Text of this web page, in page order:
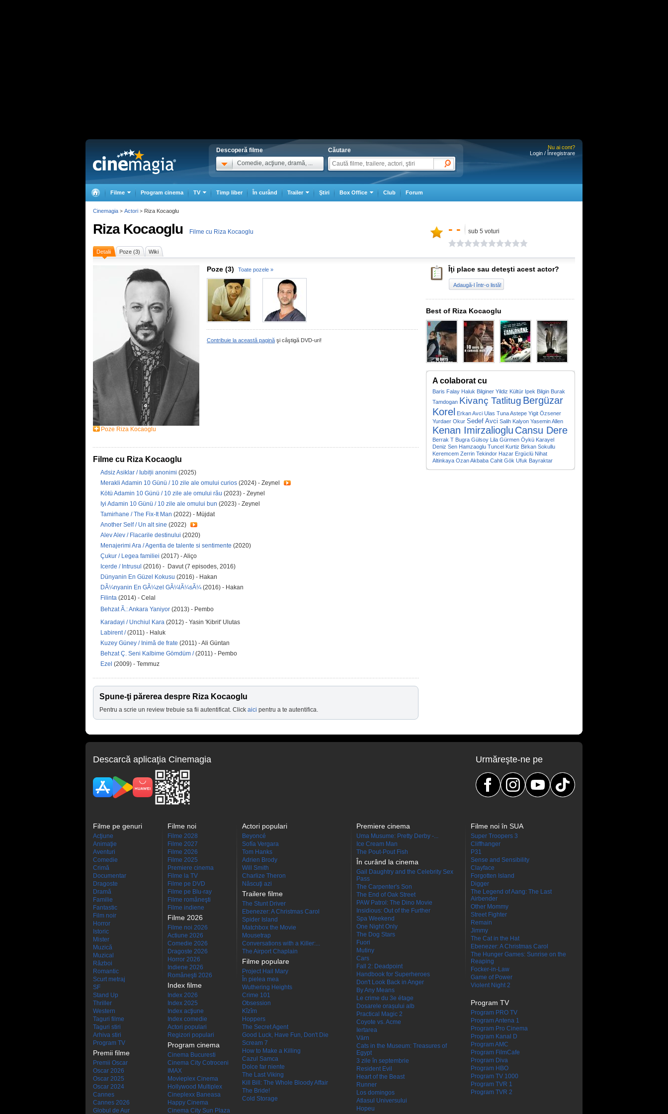
Descoperă filme
Comedie, acţiune, dramă, ...
Căutare
Nu ai cont?
Login / Înregistrare
Filme Program cinema TV Timp liber În curând Trailer Ştiri Box Office Club Forum
Riza Kocaoglu Filme cu Riza Kocaoglu - - sub 5 voturi
Detalii Poze (3) Wiki
Poze Riza Kocaoglu
Poze (3) Toate pozele »
Contribuie la această pagină şi câştigă DVD-uri!
Filme cu Riza Kocaoglu
Adsiz Asiklar / Iubiții anonimi (2025)
Merakli Adamin 10 Günü / 10 zile ale omului curios (2024) - Zeynel
Kötü Adamin 10 Günü / 10 zile ale omului rău (2023) - Zeynel
Iyi Adamin 10 Günü / 10 zile ale omului bun (2023) - Zeynel
Tamirhane / The Fix-It Man (2022) - Müjdat
Another Self / Un alt sine (2022)
Alev Alev / Flacarile destinului (2020)
Menajerimi Ara / Agentia de talente si sentimente (2020)
Çukur / Legea familiei (2017) - Aliço
Icerde / Intrusul (2016) - Davut (7 episodes, 2016)
Dünyanin En Güzel Kokusu (2016) - Hakan
DÃ¼nyanin En GÃ¼zel GÃ¼lÃ¼sÃ¼ (2016) - Hakan
Filinta (2014) - Celal
Behzat Ã.: Ankara Yaniyor (2013) - Pembo
Karadayi / Unchiul Kara (2012) - Yasin 'Kibrit' Ulutas
Labirent /(2011) - Haluk
Kuzey Güney / Inimă de frate (2011) - Ali Güntan
Behzat Ç. Seni Kalbime Gömdüm /(2011) - Pembo
Ezel (2009) - Temmuz
Spune-ţi părerea despre Riza Kocaoglu
Pentru a scrie un review trebuie sa fii autentificat. Click aici pentru a te autentifica.
Îţi place sau deteşti acest actor?
Adaugă-l într-o listă!
Best of Riza Kocaoglu
A colaborat cu
Baris Falay Haluk Bilginer Yildiz Kültür Ipek Bilgin Burak
Tamdogan Kivanç Tatlitug Bergüzar
Korel
Erkan Avci Ulas Tuna Astepe Yigit Özsener
Yurdaer Okur Sedef Avci Salih Kalyon Yasemin Allen
Kenan Imirzalioglu Cansu Dere
Berrak T Bugra Gülsoy Lila Gürmen Öykü Karayel
Deniz Sen Hamzaoglu Tuncel Kurtiz Birkan Sokullu
Keremcem Zerrin Tekindor Hazar Ergüclü Nihat
Altinkaya Ozan Akbaba Cahit Gök Ufuk Bayraktar
Cinemagia > Actori > Riza Kocaoglu
Descarcă aplicaţia Cinemagia Urmăreşte-ne pe
Filme pe genuri
Acţiune
Animaţie
Aventuri
Comedie
Crimă
Documentar
Dragoste
Dramă
Familie
Fantastic
Film noir
Horror
Istoric
Mister
Muzică
Muzical
Război
Romantic
Scurt metraj
SF
Stand Up
Thriller
Western
Taguri filme
Taguri stiri
Arhiva stiri
Program TV
Premii filme
Premii Oscar
Oscar 2026
Oscar 2025
Oscar 2024
Cannes
Cannes 2026
Globul de Aur
Filme noi
Filme 2028
Filme 2027
Filme 2026
Filme 2025
Premiere cinema
Filme la TV
Filme pe DVD
Filme pe Blu-ray
Filme româneşti
Filme indiene
Filme 2026
Filme noi 2026
Actiune 2026
Comedie 2026
Dragoste 2026
Horror 2026
Indiene 2026
Româneşti 2026
Index filme
Index 2026
Index 2025
Index acţiune
Index comedie
Actori populari
Regizori populari
Program cinema
Cinema Bucuresti
Cinema City Cotroceni
IMAX
Movieplex Cinema
Hollywood Multiplex
Cineplexx Baneasa
Happy Cinema
Cinema City Sun Plaza
Actori populari
Beyoncé
Sofía Vergara
Tom Hanks
Adrien Brody
Will Smith
Charlize Theron
Născuţi azi
Trailere filme
The Stunt Driver
Ebenezer: A Christmas Carol
Spider Island
Matchbox the Movie
Mousetrap
Conversations with a Killer:...
The Airport Chaplain
Filme populare
Project Hail Mary
În pielea mea
Wuthering Heights
Crime 101
Obsession
Kîzîm
Hoppers
The Secret Agent
Good Luck, Have Fun, Don't Die
Scream 7
How to Make a Killing
Cazul Samca
Dolce far niente
The Last Viking
Kill Bill: The Whole Bloody Affair
The Bride!
Cold Storage
Premiere cinema
Uma Musume: Pretty Derby -...
Ice Cream Man
The Pout-Pout Fish
În curând la cinema
Gail Daughtry and the Celebrity Sex
Pass
The Carpenter's Son
The End of Oak Street
PAW Patrol: The Dino Movie
Insidious: Out of the Further
Spa Weekend
One Night Only
The Dog Stars
Fuori
Mutiny
Cars
Fall 2: Deadpoint
Handbook for Superheroes
Don't Look Back in Anger
By Any Means
Le crime du 3e étage
Dosarele orașului alb
Practical Magic 2
Coyote vs. Acme
Iertarea
Värn
Cats in the Museum: Treasures of
Egypt
3 zile în septembrie
Resident Evil
Heart of the Beast
Runner
Los domingos
Atlasul Universului
Hopeu
Filme noi în SUA
Super Troopers 3
Cliffhanger
P31
Sense and Sensibility
Clayface
Forgotten Island
Digger
The Legend of Aang: The Last
Airbender
Other Mommy
Street Fighter
Remain
Jimmy
The Cat in the Hat
Ebenezer: A Christmas Carol
The Hunger Games: Sunrise on the
Reaping
Focker-in-Law
Game of Power
Violent Night 2
Program TV
Program PRO TV
Program Antena 1
Program Pro Cinema
Program Kanal D
Program AMC
Program FilmCafe
Program Diva
Program HBO
Program TV 1000
Program TVR 1
Program TVR 2